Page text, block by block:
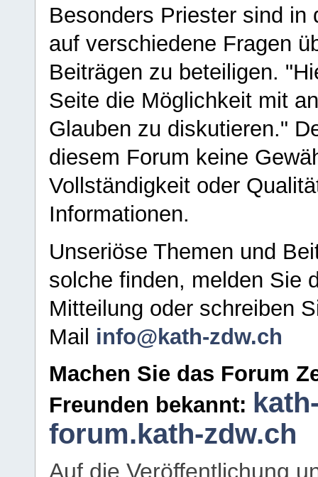
Besonders Priester sind in
auf verschiedene Fragen
Beiträgen zu beteiligen.
Seite die Möglichkeit mit
Glauben zu diskutieren."
diesem Forum keine
Vollständigkeit oder
Informationen.
Unseriöse Themen und
solche finden, melden Sie
Mitteilung oder schreiben
Mail info@kath-zdw.ch
Machen Sie das Forum
Freunden bekannt:
forum.kath-zdw.ch
Auf die Veröffentlichung